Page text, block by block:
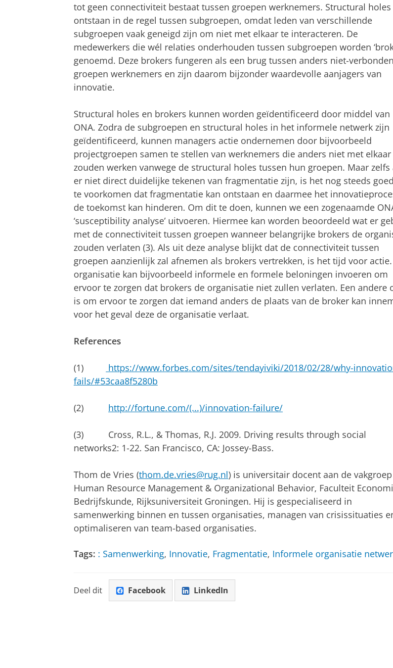
tot geen connectiviteit bestaat tussen groepen werknemers. Structural holes
ontstaan in de regel tussen subgroepen, omdat leden van verschillende
subgroepen vaak geneigd zijn om niet met elkaar te interacteren. De
medewerkers die wél relaties onderhouden tussen subgroepen worden
genoemd. Deze brokers fungeren als een brug tussen anders niet-verbonden
groepen werknemers en zijn daarom bijzonder waardevolle aanjagers van
innovatie.
Structural holes en brokers kunnen worden geïdentificeerd door middel van
ONA. Zodra de subgroepen en structural holes in het informele netwerk zijn
geïdentificeerd, kunnen managers actie ondernemen door bijvoorbeeld
projectgroepen samen te stellen van werknemers die anders niet met elkaar
zouden werken vanwege de structural holes tussen hun groepen. Maar zelfs
er niet direct duidelijke tekenen van fragmentatie zijn, is het nog steeds
te voorkomen dat fragmentatie kan ontstaan en daarmee het
de toekomst kan hinderen. Om dit te doen, kunnen we een zogenaamde
‘susceptibility analyse’ uitvoeren. Hiermee kan worden beoordeeld wat er
met de connectiviteit tussen groepen wanneer belangrijke brokers de
zouden verlaten (3). Als uit deze analyse blijkt dat de connectiviteit tussen
groepen aanzienlijk zal afnemen als brokers vertrekken, is het tijd voor
organisatie kan bijvoorbeeld informele en formele beloningen invoeren om
ervoor te zorgen dat brokers de organisatie niet zullen verlaten. Een andere
is om ervoor te zorgen dat iemand anders de plaats van de broker kan
voor het geval deze de organisatie verlaat.
References
(1)
https://www.forbes.com/sites/tendayiviki/2018/02/28/why-
fails/#53caa8f5280b
(2) http://fortune.com/(...)/innovation-failure/
(3) Cross, R.L., & Thomas, R.J. 2009. Driving results through social
networks2: 1-22. San Francisco, CA: Jossey-Bass.
Thom de Vries (thom.de.vries@rug.nl) is universitair docent aan de vakgroep
Human Resource Management & Organizational Behavior, Faculteit
Bedrijfskunde, Rijksuniversiteit Groningen. Hij is gespecialiseerd in
samenwerking binnen en tussen organisaties, managen van crisissituaties
optimaliseren van team-based organisaties.
Tags: : Samenwerking, Innovatie, Fragmentatie, Informele organisatie
Deel dit Facebook LinkedIn